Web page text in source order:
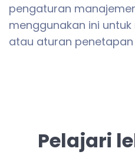
pengaturan
menggunakan ini
atau aturan penetapan
Pelajari